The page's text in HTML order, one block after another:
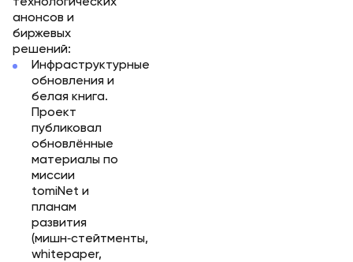
анонсов и
биржевых
решений:
Инфраструктурные
обновления и
белая книга.
Проект
публиковал
обновлённые
материалы по
миссии
tomiNet и
планам
развития
(мишн‑стейтменты,
whitepaper,